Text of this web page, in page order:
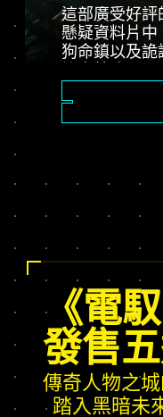
這部廣受好評
懸疑資料片中
狗命鎮以及詭
劇情，衡量
資料片專屬聖
態生成的開放
《電馭
發售
傳奇人物之
踏入黑暗未